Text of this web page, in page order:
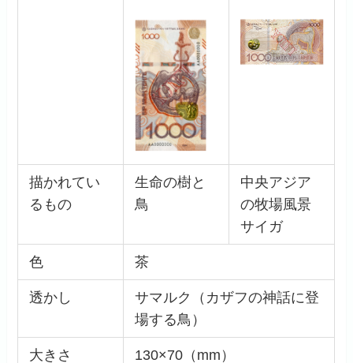
描かれてい
るもの
生命の樹と
鳥
中央アジア
の牧場風景
サイガ
色 茶
透かし
サマルク（カザフの神話に登
場する鳥）
大きさ 130×70（mm）